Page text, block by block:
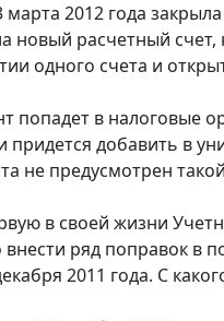
2012 года
новый расчетный
одного счета и
попадет в налоговые
придется добавить в
не предусмотрен
в своей жизни
ряд поправок в
2011 года. С